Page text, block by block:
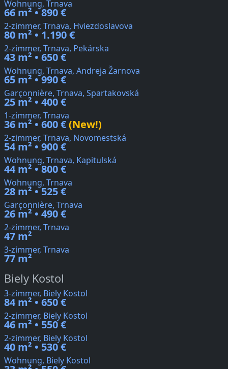
Wohnung, Trnava
66 m² • 890 €
2-zimmer, Trnava, Hviezdoslavova
80 m² • 1.190 €
2-zimmer, Trnava, Pekárska
43 m² • 650 €
Wohnung, Trnava, Andreja Žarnova
65 m² • 990 €
Garçonnière, Trnava, Spartakovská
25 m² • 400 €
1-zimmer, Trnava
36 m² • 600 €(New!)
2-zimmer, Trnava, Novomestská
54 m² • 900 €
Wohnung, Trnava, Kapitulská
44 m² • 800 €
Wohnung, Trnava
28 m² • 525 €
Garçonnière, Trnava
26 m² • 490 €
2-zimmer, Trnava
47 m²
3-zimmer, Trnava
77 m²
Biely Kostol
3-zimmer, Biely Kostol
84 m² • 650 €
2-zimmer, Biely Kostol
46 m² • 550 €
2-zimmer, Biely Kostol
40 m² • 530 €
Wohnung, Biely Kostol